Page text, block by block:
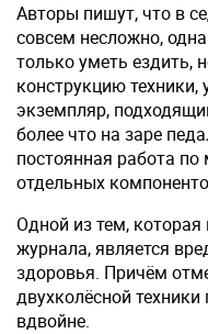
Авторы пишут, что в
совсем несложно,
только уметь ездить,
конструкцию
экземпляр,
более что на заре
постоянная работа по
отдельных
Одной из тем,
журнала, является
здоровья. Причём
двухколёсной
вдвойне.